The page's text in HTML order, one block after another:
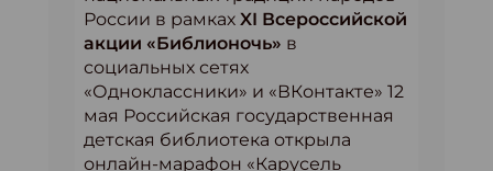
России в рамках XI Всероссийской
акции «Библионочь» в
социальных сетях
«Одноклассники» и «ВКонтакте» 12
мая Российская государственная
детская библиотека открыла
онлайн-марафон «Карусель